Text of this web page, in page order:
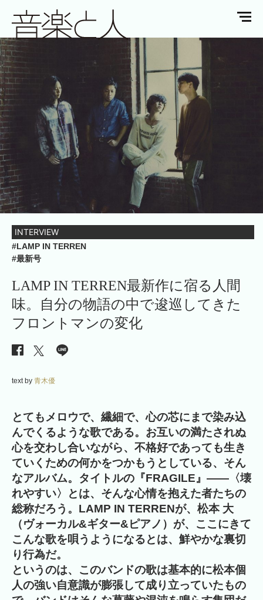
INTERVIEW
#LAMP IN TERREN
#最新号
LAMP IN TERREN最新作に宿る人間
味。自分の物語の中で逡巡してきた
フロントマンの変化
text by 青木優
とてもメロウで、繊細で、心の芯にまで染み込
んでくるような歌である。お互いの満たされぬ
心を交わし合いながら、不格好であっても生き
ていくための何かをつかもうとしている、そん
なアルバム。タイトルの『FRAGILE』――〈壊
れやすい〉とは、そんな心情を抱えた者たちの
総称だろう。LAMP IN TERRENが、松本 大
（ヴォーカル&ギター&ピアノ）が、ここにきて
こんな歌を唄うようになるとは、鮮やかな裏切
り行為だ。
というのは、このバンドの歌は基本的に松本個
人の強い自意識が膨張して成り立っていたもの